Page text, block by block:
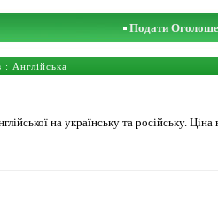
Подати
: Англійська
на українську та російську. Ціна